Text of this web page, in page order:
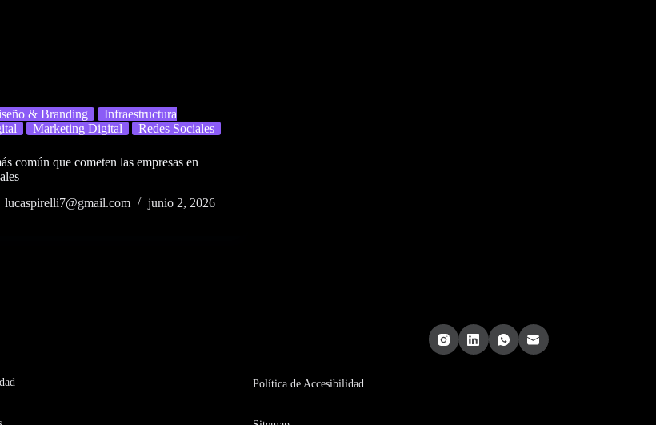
& Branding
Infraestructura
Marketing Digital Redes Sociales
común que cometen las empresas en
lucaspirelli7@gmail.com
junio 2, 2026
Política de Accesibilidad